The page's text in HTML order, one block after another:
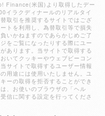
Finance(米国)より取得したデー
イラクディナールのリアルタイ
取引を推奨するサイトではござ
トを利用し、為替取引等で損失
いかねますのであらかじめご了
をご覧になったりする際にユー
あります。当サイトで取得する
いてクッキーやウェブビーコン
サイトで取得するユーザー情報
用途には使用いたしません。ユ
ーの取得を拒否することができ
、お使いのブラウザの「ヘル
信に関する設定を行ってくださ